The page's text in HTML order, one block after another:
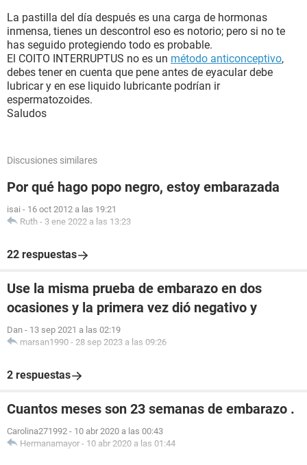
La pastilla del día después es una carga de hormonas
inmensa, tienes un descontrol eso es notorio; pero si no te
has seguido protegiendo todo es probable.
El COITO INTERRUPTUS no es un método anticonceptivo,
debes tener en cuenta que pene antes de eyacular debe
lubricar y en ese liquido lubricante podrían ir
espermatozoides.
Saludos
Discusiones similares
Por qué hago popo negro, estoy embarazada
isai - 16 oct 2012 a las 19:21
Ruth - 3 ene 2022 a las 13:23
22 respuestas
Use la misma prueba de embarazo en dos
ocasiones y la primera vez dió negativo y
Dan - 13 sep 2021 a las 02:19
marsan1990 - 28 sep 2023 a las 09:26
2 respuestas
Cuantos meses son 23 semanas de embarazo .
Carolina271992 - 10 abr 2020 a las 00:43
Hermanamayor - 10 abr 2020 a las 01:44